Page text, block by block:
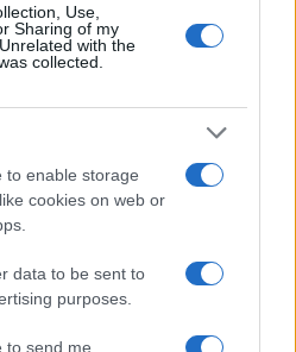
Use,
Sharing of my
with the
collected.
to enable storage
cookies on web or
data to be sent to
purposes.
to send me
την ειδησεογραφία και τα
από το
μητέρα και γιο – Ο
κατέγραψε τη
στο μνημόσυνο